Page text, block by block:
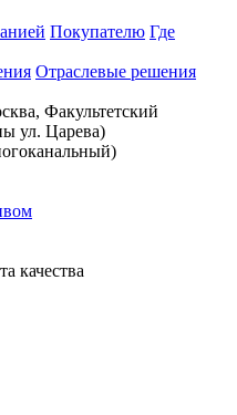
Покупателю Где
Отраслевые решения
Факультетский
ул. Царева)
качества